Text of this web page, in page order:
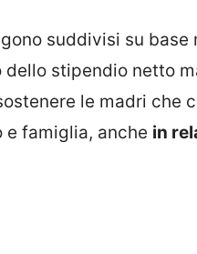
suddivisi su base
stipendio netto
le madri che
famiglia, anche in